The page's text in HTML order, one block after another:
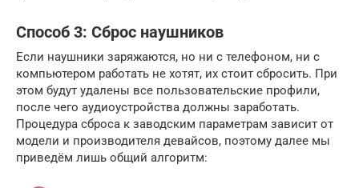
Способ 3: Сброс наушников
Если наушники заряжаются, но ни с телефоном, ни с
компьютером работать не хотят, их стоит сбросить. При
этом будут удалены все пользовательские профили,
после чего аудиоустройства должны заработать.
Процедура сброса к заводским параметрам зависит от
модели и производителя девайсов, поэтому далее мы
приведём лишь общий алгоритм: